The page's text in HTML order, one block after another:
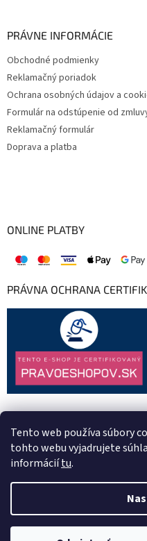
Tento web používa súbory
tohto webu vyjadrujete
informáciítu.
PRÁVNE INFORMÁCIE
Obchodné podmienky
Reklamačný poriadok
Ochrana osobných údajov a
Formulár na odstúpenie od
Reklamačný formulár
Doprava a platba
ONLINE PLATBY
PRÁVNA OCHRANA